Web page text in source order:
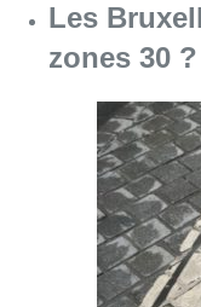
Les
zones 30 ?